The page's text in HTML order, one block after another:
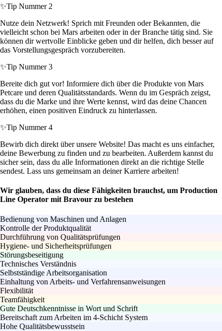
✨Tip Nummer 2
Nutze dein Netzwerk! Sprich mit Freunden oder Bekannten, die
vielleicht schon bei Mars arbeiten oder in der Branche tätig sind. Sie
können dir wertvolle Einblicke geben und dir helfen, dich besser auf
das Vorstellungsgespräch vorzubereiten.
✨Tip Nummer 3
Bereite dich gut vor! Informiere dich über die Produkte von Mars
Petcare und deren Qualitätsstandards. Wenn du im Gespräch zeigst,
dass du die Marke und ihre Werte kennst, wird das deine Chancen
erhöhen, einen positiven Eindruck zu hinterlassen.
✨Tip Nummer 4
Bewirb dich direkt über unsere Website! Das macht es uns einfacher,
deine Bewerbung zu finden und zu bearbeiten. Außerdem kannst du
sicher sein, dass du alle Informationen direkt an die richtige Stelle
sendest. Lass uns gemeinsam an deiner Karriere arbeiten!
Wir glauben, dass du diese Fähigkeiten brauchst, um Production
Line Operator mit Bravour zu bestehen
Bedienung von Maschinen und Anlagen
Kontrolle der Produktqualität
Durchführung von Qualitätsprüfungen
Hygiene- und Sicherheitsprüfungen
Störungsbeseitigung
Technisches Verständnis
Selbstständige Arbeitsorganisation
Einhaltung von Arbeits- und Verfahrensanweisungen
Flexibilität
Teamfähigkeit
Gute Deutschkenntnisse in Wort und Schrift
Bereitschaft zum Arbeiten im 4-Schicht System
Hohe Qualitätsbewusstsein